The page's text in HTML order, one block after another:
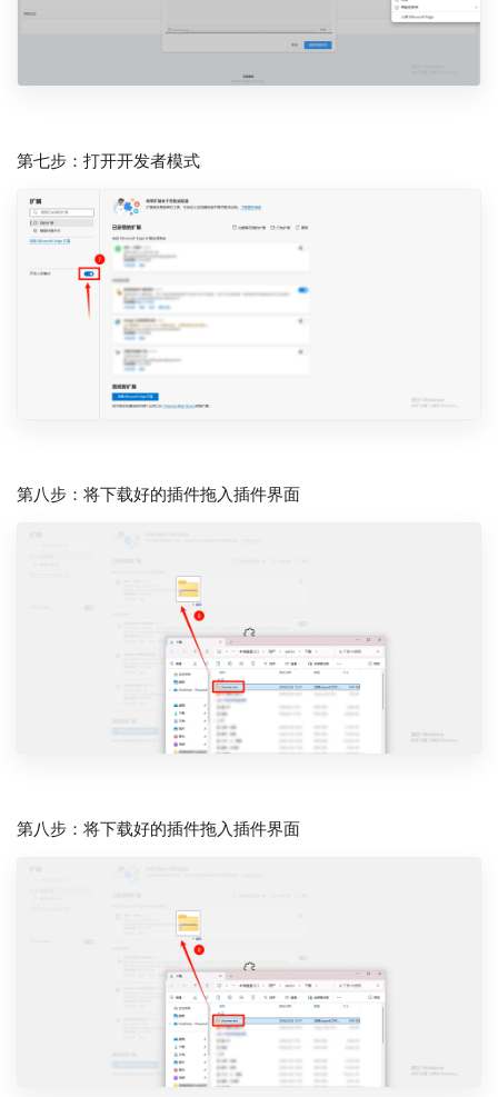
第七步：打开开发者模式
第八步：将下载好的插件拖入插件界面
第八步：将下载好的插件拖入插件界面